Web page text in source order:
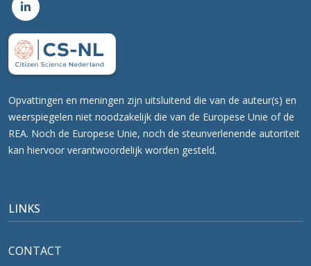
Opvattingen en meningen zijn uitsluitend die van de auteur(s) en
weerspiegelen niet noodzakelijk die van de Europese Unie of de
REA. Noch de Europese Unie, noch de steunverlenende autoriteit
kan hiervoor verantwoordelijk worden gesteld.
LINKS
CONTACT